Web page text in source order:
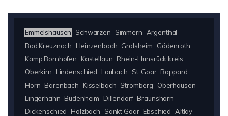
Emmelshausen Schwarzen Simmern Argenthal
Bad Kreuznach
Heinzenbach Grolsheim
Gödenroth
Kamp Bornhofen
Kastellaun Rhein-Hunsrück kreis
Oberkirn
Lindenschied Laubach St. Goar Boppard
Horn Bärenbach Kisselbach Stromberg
Oberhausen
Lingerhahn Budenheim Dillendorf Braunshorn
Dickenschied
Holzbach Sankt Goar Ebschied Altlay